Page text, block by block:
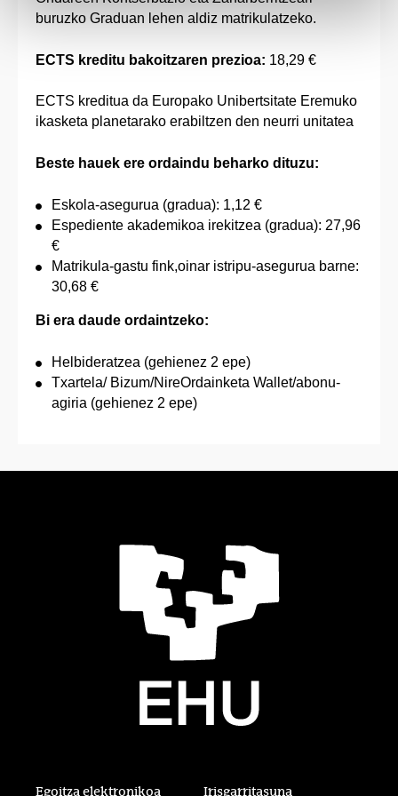
buruzko Graduan lehen aldiz matrikulatzeko.
ECTS kreditu bakoitzaren prezioa: 18,29 €
ECTS kreditua da Europako Unibertsitate Eremuko
ikasketa planetarako erabiltzen den neurri unitatea
Beste hauek ere ordaindu beharko dituzu:
Eskola-asegurua (gradua): 1,12 €
Espediente akademikoa irekitzea (gradua): 27,96
€
Matrikula-gastu fink,oinar istripu-asegurua barne:
30,68 €
Bi era daude ordaintzeko:
Helbideratzea (gehienez 2 epe)
Txartela/ Bizum/NireOrdainketa Wallet/abonu-
agiria (gehienez 2 epe)
Egoitza elektronikoa Irisgarritasuna